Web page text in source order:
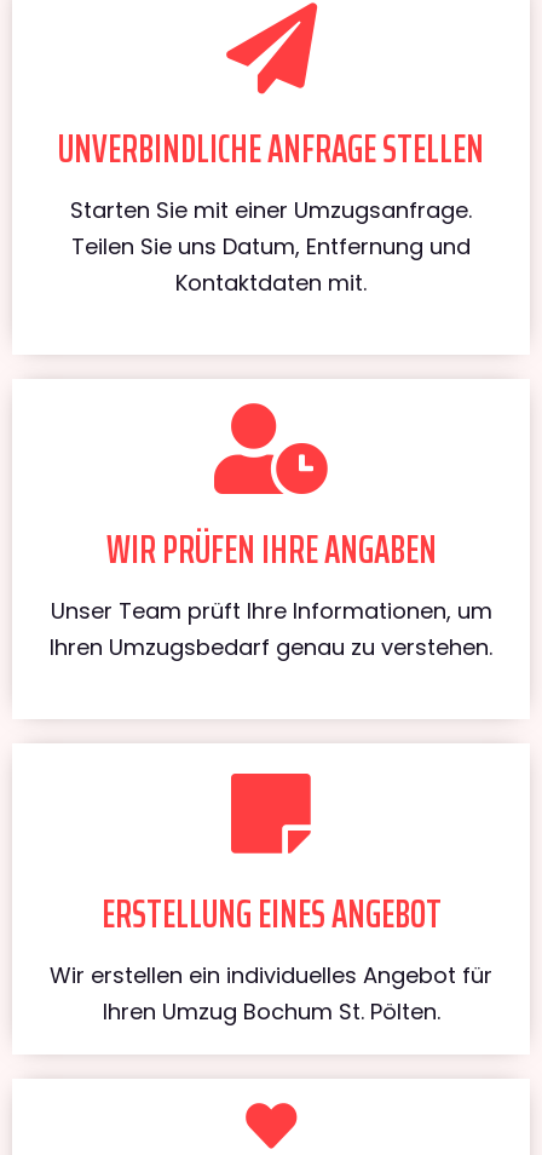
UNVERBINDLICHE ANFRAGE STELLEN
Starten Sie mit einer Umzugsanfrage.
Teilen Sie uns Datum, Entfernung und
Kontaktdaten mit.
WIR PRÜFEN IHRE ANGABEN
Unser Team prüft Ihre Informationen, um
Ihren Umzugsbedarf genau zu verstehen.
ERSTELLUNG EINES ANGEBOT
Wir erstellen ein individuelles Angebot für
Ihren Umzug Bochum St. Pölten.